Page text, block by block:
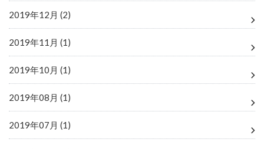
2019年12月 (2)
2019年11月 (1)
2019年10月 (1)
2019年08月 (1)
2019年07月 (1)